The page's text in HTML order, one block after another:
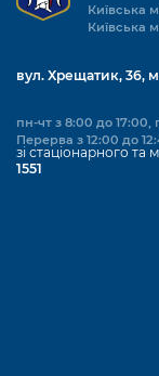
Київська
Київська
вул. Хрещатик, 36,
пн-чт з 8:00 до 17:00,
Перерва з 12:00 до
зі стаціонарного та
1551